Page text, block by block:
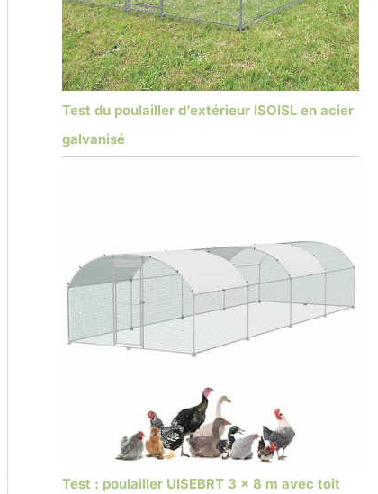
Test du poulailler d’extérieur ISOISL en acier
galvanisé
Test : poulailler UISEBRT 3 x 8 m avec toit